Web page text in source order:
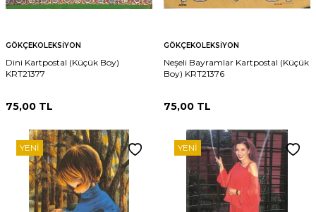
GÖKÇEKOLEKSIYON
Dini Kartpostal (Küçük Boy)
KRT21377
75,00 TL
GÖKÇEKOLEKSIYON
Neşeli Bayramlar Kartpostal (Küçük
Boy) KRT21376
75,00 TL
YENI YENI